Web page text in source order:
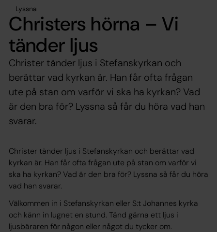
Lyssna
Christers hörna – Vi
tänder ljus
Christer tänder ljus i Stefanskyrkan och
berättar vad kyrkan är. Han får ofta frågan
ute på stan om varför vi ska ha kyrkan? Vad
är den bra för? Lyssna så får du höra vad han
svarar.
Christer tänder ljus i Stefanskyrkan och berättar vad
kyrkan är. Han får ofta frågan ute på stan om varför vi
ska ha kyrkan? Vad är den bra för? Lyssna så får du höra
vad han svarar.
Välkommen in i Stefanskyrkan eller S:t Johannes kyrka
och känn in lugnet en stund. Tänd gärna ett ljus i
ljusbäraren för någon eller något du tycker om.